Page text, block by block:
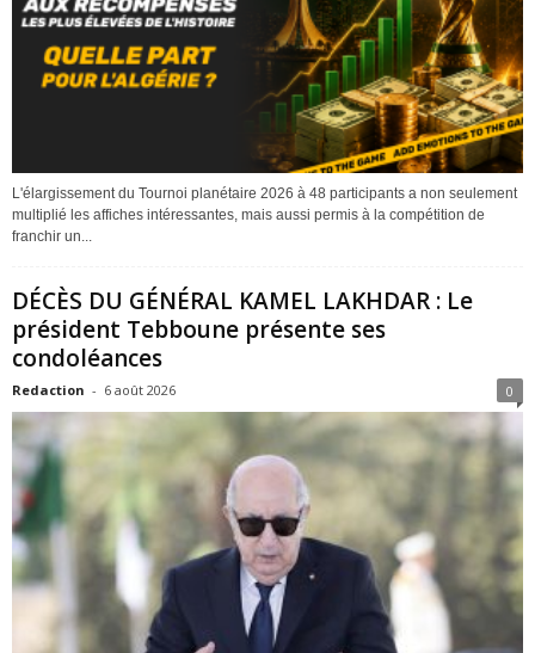
L'élargissement du Tournoi planétaire 2026 à 48 participants a non seulement
multiplié les affiches intéressantes, mais aussi permis à la compétition de
franchir un...
DÉCÈS DU GÉNÉRAL KAMEL LAKHDAR : Le
président Tebboune présente ses
condoléances
Redaction - 6 août 2026 0